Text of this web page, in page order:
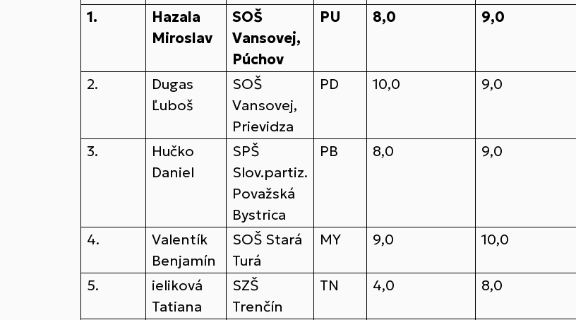
1.
Hazala
Miroslav
SOŠ
Vansovej,
Púchov
PU 8,0 9,0
2.
Dugas
Ľuboš
SOŠ
Vansovej,
Prievidza
PD 10,0 9,0
3.
Hučko
Daniel
SPŠ
Slov.partiz.
Považská
Bystrica
PB 8,0 9,0
4.
Valentík
Benjamín
SOŠ Stará
Turá
MY 9,0 10,0
5.
ieliková
Tatiana
SZŠ
Trenčín
TN 4,0 8,0